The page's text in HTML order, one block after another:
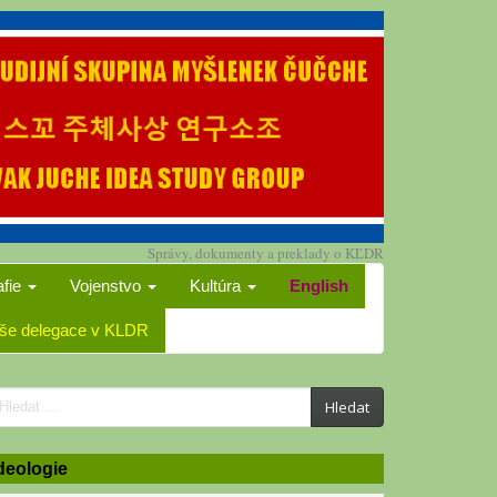
Správy, dokumenty a preklady o KĽDR
Vojenstvo Kultúra English
delegace v KLDR
Hledat